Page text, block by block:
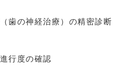
歯の神経治療）の精密診断
行度の確認